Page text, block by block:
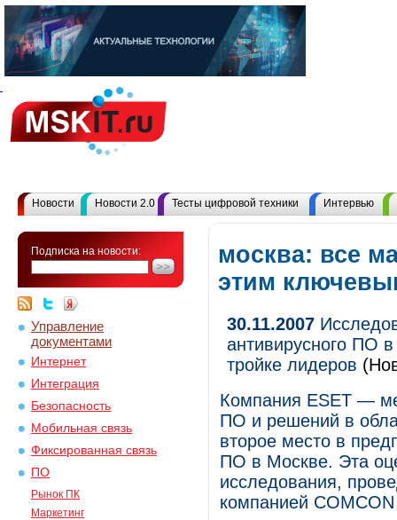
Новости Новости 2.0 Тесты цифровой техники Интервью
Подписка на новости:
Управление
документами
Интернет
Интеграция
Безопасность
Мобильная связь
Фиксированная связь
ПО
Рынок ПК
Маркетинг
москва: все
этим
30.11.2007
антивирусного ПО
тройке лидеров
Компания ESET —
ПО и решений в
второе место в
ПО в Москве. Эта
исследования,
компанией